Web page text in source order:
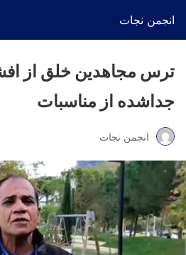
انجمن نجات
ترس مجاهدین خلق از
جداشده از مناسبات
انجمن نجات